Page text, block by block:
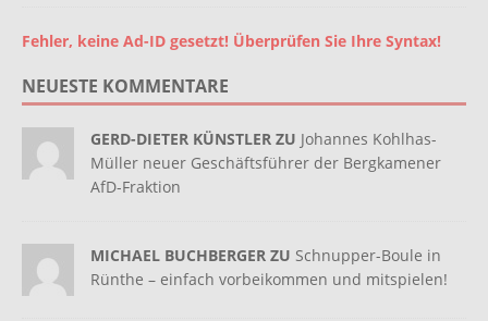
Fehler, keine Ad-ID gesetzt! Überprüfen Sie Ihre Syntax!
NEUESTE KOMMENTARE
GERD-DIETER KÜNSTLER ZU Johannes Kohlhas-
Müller neuer Geschäftsführer der Bergkamener
AfD-Fraktion
MICHAEL BUCHBERGER ZU Schnupper-Boule in
Rünthe – einfach vorbeikommen und mitspielen!